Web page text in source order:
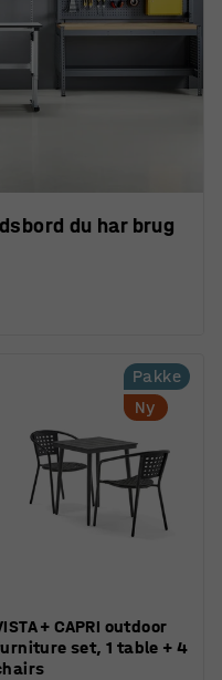
du har brug
Pakke
Ny
+ CAPRI outdoor
set, 1 table + 4